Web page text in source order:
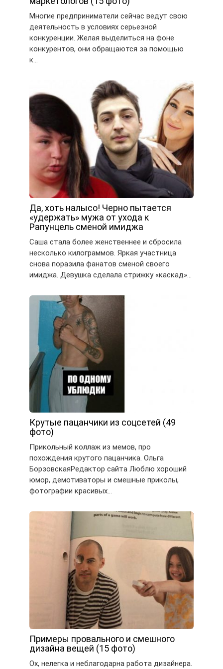
Многие предприниматели сейчас ведут свою
деятельность в условиях серьезной
конкуренции. Желая выделиться на фоне
конкурентов, они обращаются за помощью
к…
Да, хоть налысо! Черно пытается
«удержать» мужа от ухода к
Рапунцель сменой имиджа
Саша стала более женственнее и сбросила
несколько килограммов. Яркая участница
снова поразила фанатов сменой своего
имиджа. Девушка сделала стрижку «каскад»…
Крутые пацанчики из соцсетей (49
фото)
Прикольный коллаж из мемов, про
похождения крутого пацанчика. Ольга
БорзовскаяРедактор сайта Люблю хороший
юмор, демотиваторы и смешные приколы,
фотографии красивых…
Примеры провального и смешного
дизайна вещей (15 фото)
Ох, нелегка и неблагодарна работа дизайнера.